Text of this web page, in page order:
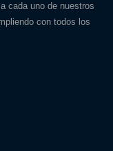
cada uno de nuestros
con todos los